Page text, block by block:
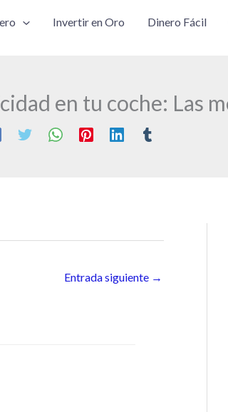
Invertir en Oro Dinero Fácil
en tu coche: Las
Entrada siguiente →